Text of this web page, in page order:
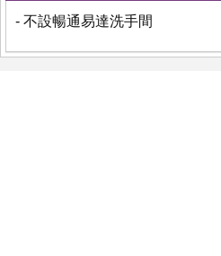
- 不設暢通易達洗手間